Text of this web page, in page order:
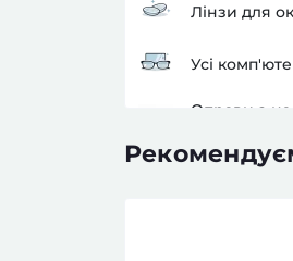
Лінзи для
Усі
Оправи з